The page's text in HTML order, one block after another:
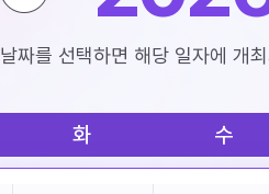
날짜를 선택하면 해당 일자에 개
화 수